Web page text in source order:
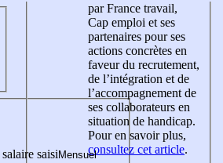
saisi
par France travail,
Cap emploi et ses
partenaires pour ses
actions concrètes en
faveur du recrutement,
de l’intégration et de
l’accompagnement de
ses collaborateurs en
situation de handicap.
Pour en savoir plus,
consultez cet article.